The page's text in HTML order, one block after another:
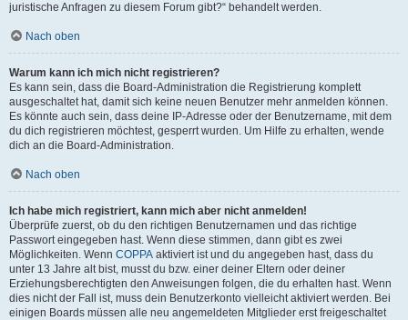
juristische Anfragen zu diesem Forum gibt?“ behandelt werden.
Nach oben
Warum kann ich mich nicht registrieren?
Es kann sein, dass die Board-Administration die Registrierung komplett
ausgeschaltet hat, damit sich keine neuen Benutzer mehr anmelden können.
Es könnte auch sein, dass deine IP-Adresse oder der Benutzername, mit dem
du dich registrieren möchtest, gesperrt wurden. Um Hilfe zu erhalten, wende
dich an die Board-Administration.
Nach oben
Ich habe mich registriert, kann mich aber nicht anmelden!
Überprüfe zuerst, ob du den richtigen Benutzernamen und das richtige
Passwort eingegeben hast. Wenn diese stimmen, dann gibt es zwei
Möglichkeiten. Wenn COPPA aktiviert ist und du angegeben hast, dass du
unter 13 Jahre alt bist, musst du bzw. einer deiner Eltern oder deiner
Erziehungsberechtigten den Anweisungen folgen, die du erhalten hast. Wenn
dies nicht der Fall ist, muss dein Benutzerkonto vielleicht aktiviert werden. Bei
einigen Boards müssen alle neu angemeldeten Mitglieder erst freigeschaltet